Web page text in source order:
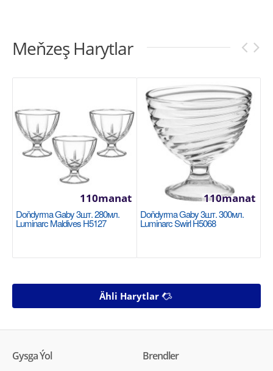
Meňzeş Harytlar
Doňdyrma Gaby 3шт. 280мл.
Luminarc Maldives H5127
110manat
Doňdyrma Gaby 3шт. 300мл.
Luminarc Swirl H5068
110manat
Ähli Harytlar
Gysga Ýol Brendler